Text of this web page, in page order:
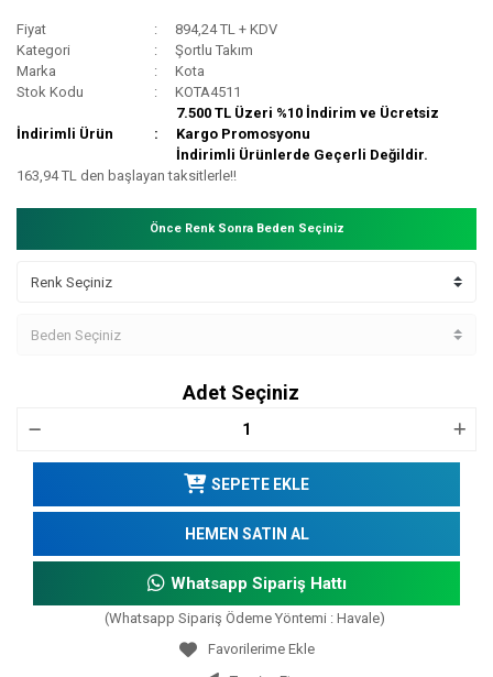
Fiyat
894,24 TL + KDV
Kategori
Şortlu Takım
Marka
Kota
Stok Kodu
KOTA4511
İndirimli Ürün
7.500 TL Üzeri %10 İndirim ve Ücretsiz
Kargo Promosyonu
İndirimli Ürünlerde Geçerli Değildir.
163,94 TL den başlayan taksitlerle!!
Önce Renk Sonra Beden Seçiniz
Adet Seçiniz
SEPETE EKLE
HEMEN SATIN AL
Whatsapp Sipariş Hattı
(Whatsapp Sipariş Ödeme Yöntemi : Havale)